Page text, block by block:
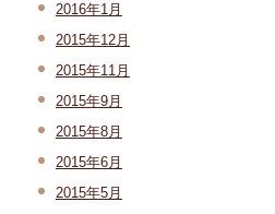
2016年1月
2015年12月
2015年11月
2015年9月
2015年8月
2015年6月
2015年5月